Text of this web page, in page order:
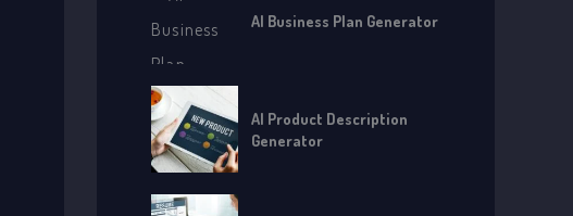
AI Business Plan Generator
AI Product Description
Generator